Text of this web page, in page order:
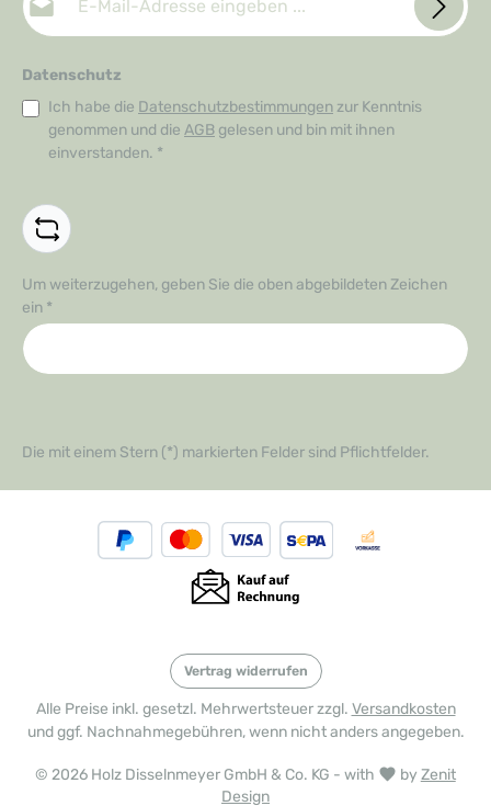
Datenschutz
Ich habe die Datenschutzbestimmungen zur Kenntnis
genommen und die AGB gelesen und bin mit ihnen
einverstanden. *
Um weiterzugehen, geben Sie die oben abgebildeten Zeichen
ein *
Die mit einem Stern (*) markierten Felder sind Pflichtfelder.
Vertrag widerrufen
© 2026 Holz Disselnmeyer GmbH & Co. KG - with by Zenit
Design
Alle Preise inkl. gesetzl. Mehrwertsteuer zzgl. Versandkosten
und ggf. Nachnahmegebühren, wenn nicht anders angegeben.